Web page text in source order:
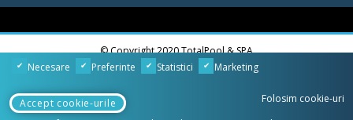
Necesare Preferinte Statistici Marketing
Accept cookie-urile
Folosim cookie-uri
© Copyright 2020 TotalPool & SPA